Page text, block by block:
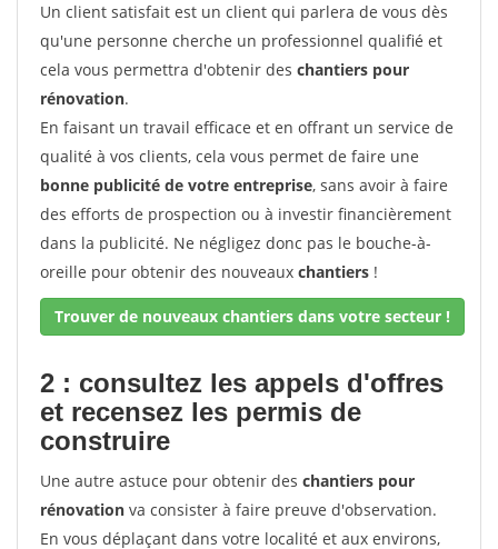
Un client satisfait est un client qui parlera de vous dès
qu'une personne cherche un professionnel qualifié et
cela vous permettra d'obtenir des chantiers pour
rénovation.
En faisant un travail efficace et en offrant un service de
qualité à vos clients, cela vous permet de faire une
bonne publicité de votre entreprise, sans avoir à faire
des efforts de prospection ou à investir financièrement
dans la publicité. Ne négligez donc pas le bouche-à-
oreille pour obtenir des nouveaux chantiers !
Trouver de nouveaux chantiers dans votre secteur !
2 : consultez les appels d'offres
et recensez les permis de
construire
Une autre astuce pour obtenir des chantiers pour
rénovation va consister à faire preuve d'observation.
En vous déplaçant dans votre localité et aux environs,